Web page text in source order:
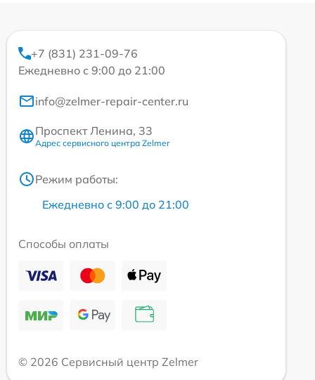
+7 (831) 231-09-76
Ежедневно с 9:00 до 21:00
info@zelmer-repair-center.ru
Проспект Ленина, 33
Адрес сервисного центра Zelmer
Режим работы:
Ежедневно с 9:00 до 21:00
Способы оплаты
© 2026 Сервисный центр Zelmer